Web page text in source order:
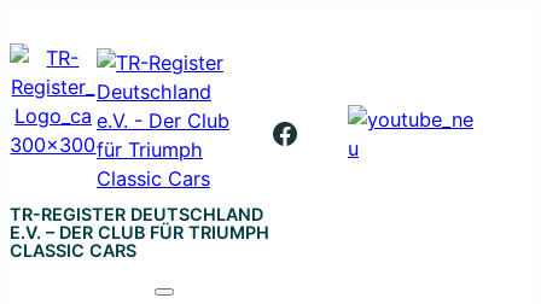
Inhalt
springen
TR-REGISTER DEUTSCHLAND
E.V. – DER CLUB FÜR TRIUMPH
CLASSIC CARS
Facebook